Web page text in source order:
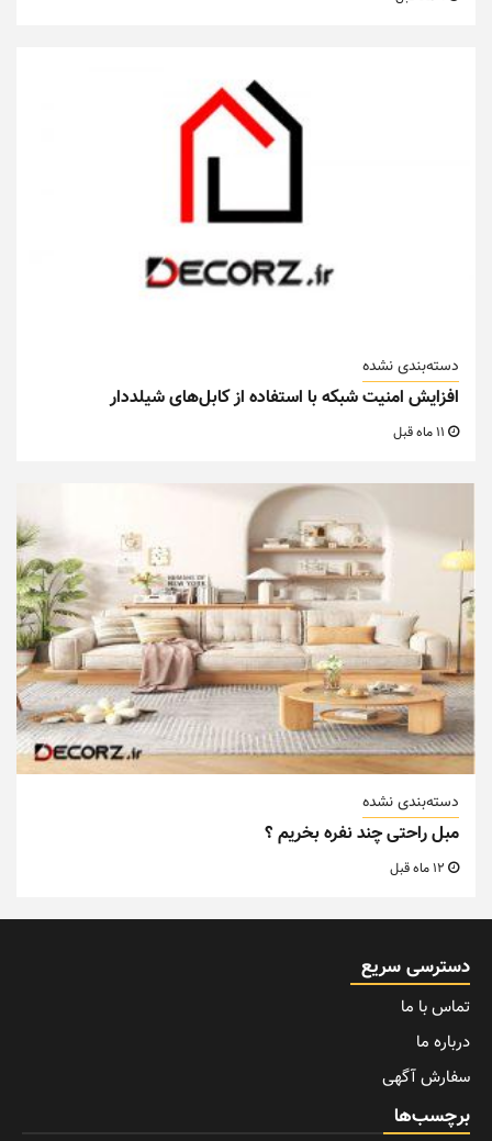
دسته‌بندی نشده
افزایش امنیت شبکه با استفاده از کابل‌های شیلددار
دسته‌بندی نشده
مبل راحتی چند نفره بخریم ؟
دسترسی سریع
تماس با ما
درباره ما
سفارش آگهی
برچسب‌ها